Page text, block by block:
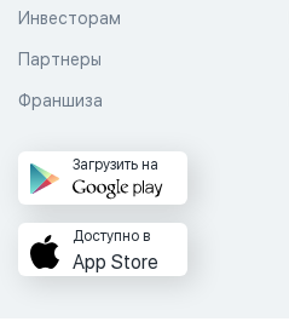
Инвесторам
Партнеры
Франшиза
Загрузить на
Доступно в
App Store